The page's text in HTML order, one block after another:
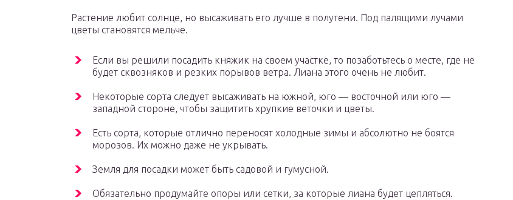
Растение любит солнце, но высаживать его лучше в полутени. Под палящими лучами
цветы становятся мельче.
Если вы решили посадить княжик на своем участке, то позаботьтесь о месте, где не
будет сквозняков и резких порывов ветра. Лиана этого очень не любит.
Некоторые сорта следует высаживать на южной, юго — восточной или юго —
западной стороне, чтобы защитить хрупкие веточки и цветы.
Есть сорта, которые отлично переносят холодные зимы и абсолютно не боятся
морозов. Их можно даже не укрывать.
Земля для посадки может быть садовой и гумусной.
Обязательно продумайте опоры или сетки, за которые лиана будет цепляться.